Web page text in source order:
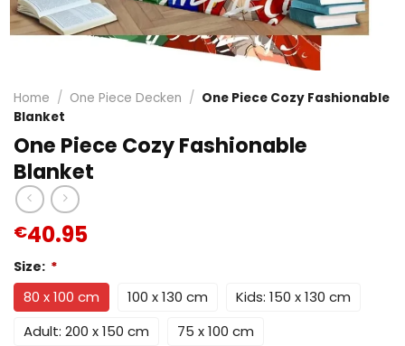
Home / One Piece Decken / One Piece Cozy Fashionable
Blanket
One Piece Cozy Fashionable
Blanket
€40.95
Size: *
80 x 100 cm 100 x 130 cm
Kids: 150 x 130 cm
Adult: 200 x 150 cm
75 x 100 cm